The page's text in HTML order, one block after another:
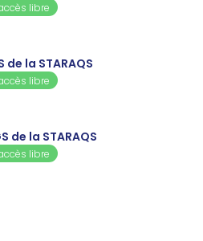
libre
de la STARAQS
libre
de la STARAQS
libre